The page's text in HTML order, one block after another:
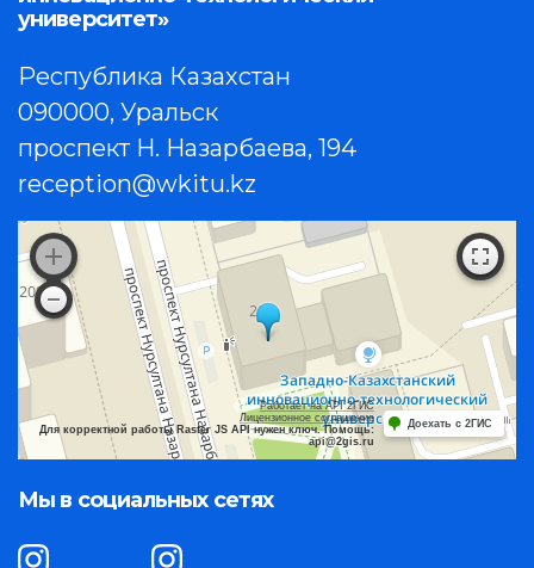
университет»
Республика Казахстан
090000, Уральск
проспект Н. Назарбаева, 194
reception@wkitu.kz
Работает на API 2ГИС
Лицензионное соглашение
Для корректной работы Raster JS API нужен ключ. Помощь:
api@2gis.ru
Доехать с 2ГИС
Мы в социальных сетях